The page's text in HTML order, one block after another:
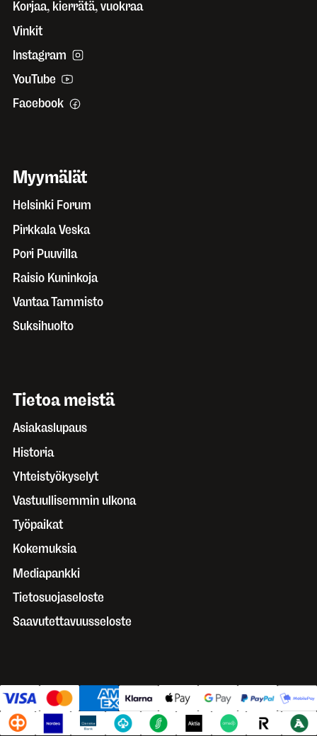
Korjaa, kierrätä, vuokraa
Vinkit
Instagram
YouTube
Facebook
Myymälät
Helsinki Forum
Pirkkala Veska
Pori Puuvilla
Raisio Kuninkoja
Vantaa Tammisto
Suksihuolto
Tietoa meistä
Asiakaslupaus
Historia
Yhteistyökyselyt
Vastuullisemmin ulkona
Työpaikat
Kokemuksia
Mediapankki
Tietosuojaseloste
Saavutettavuusseloste